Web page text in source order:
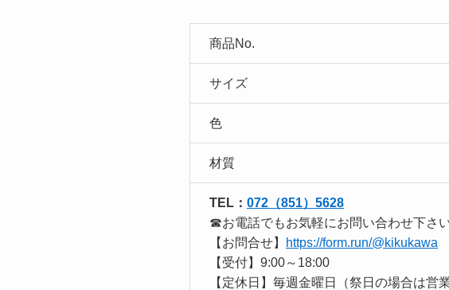
商品No.
サイズ
色
材質
TEL： 072（851）5628
☎お電話でもお気軽にお問い合わせ下さ
【お問合せ】
https://form.run/@kikukawa
【受付】9:00～18:00
【定休日】毎週金曜日（祭日の場合は営業